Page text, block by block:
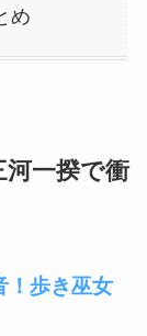
め
河一揆で衝
！歩き巫女